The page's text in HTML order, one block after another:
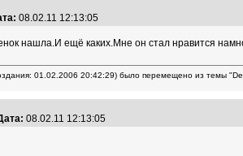
08.02.11 12:13:05
нашла.И ещё каких.Мне он стал нравится
01.02.2006 20:42:29) было перемещено из темы
08.02.11 12:13:05